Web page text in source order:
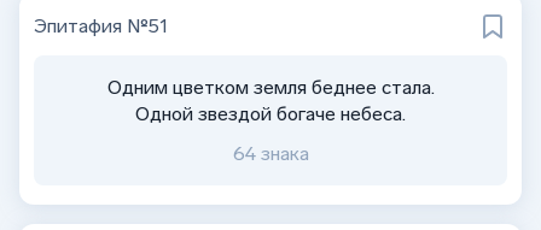
Эпитафия №51
Одним цветком земля беднее стала.
Одной звездой богаче небеса.
64 знака